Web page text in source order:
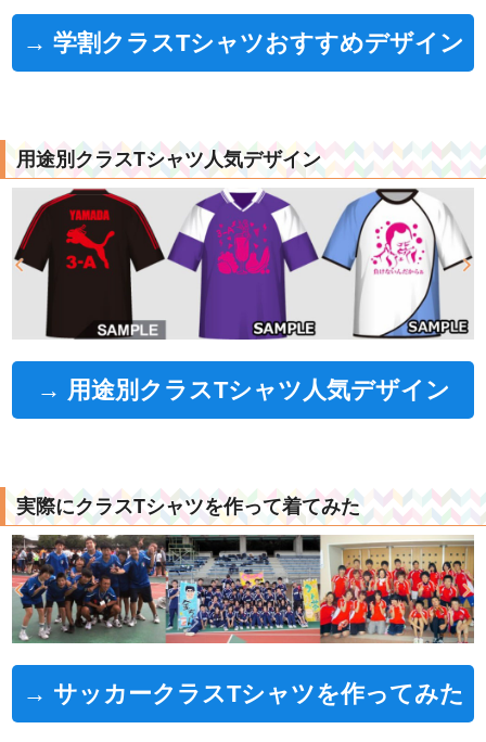
→ 学割クラスTシャツおすすめデザイン
用途別クラスTシャツ人気デザイン
→ 用途別クラスTシャツ人気デザイン
実際にクラスTシャツを作って着てみた
→ サッカークラスTシャツを作ってみた